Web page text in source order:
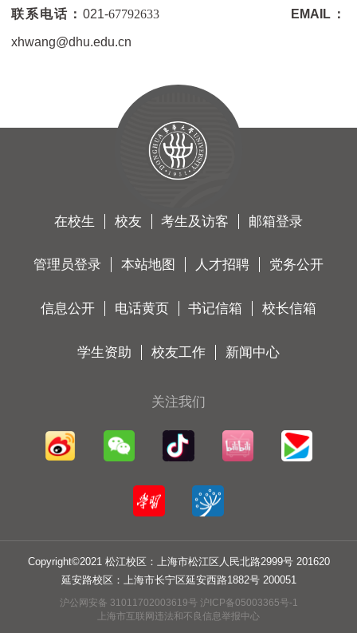
联系电话： 021-67792633 EMAIL：
xhwang@dhu.edu.cn
在校生 校友 考生及访客 邮箱登录
管理员登录 本站地图 人才招聘 党务公开
信息公开 电话黄页 书记信箱 校长信箱
学生资助 校友工作 新闻中心
关注我们
Copyright©2021 松江校区：上海市松江区人民北路2999号 201620
延安路校区：上海市长宁区延安西路1882号 200051
沪公网安备 31011702003619号 沪ICP备05003365号-1
上海市互联网违法和不良信息举报中心